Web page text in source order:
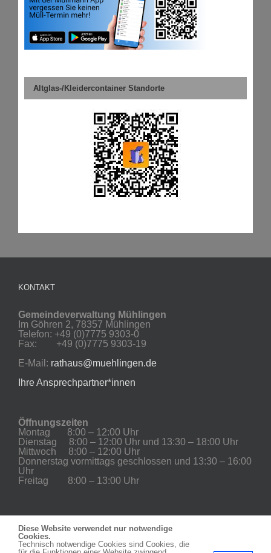
Altglas-/Kleidercontainer Standorte
KONTAKT
Gemeindeverwaltung Mühlingen
Im Göhren 2, 78357 Mühlingen
Telefon: +49 (0)7775 9303-0
Fax: +49 (0)7775 9303-19
E-Mail: rathaus@muehlingen.de
Ihre Ansprechpartner*innen
Öffnungszeiten
Montag 8:00 – 12:00 Uhr
Dienstag 8:00 – 12:00 Uhr und 13:30 – 18:00 Uhr
Mittwoch 8:00 – 12:00 Uhr
Donnerstag vormittags geschlossen und 13:30 – 16:00
Uhr
Freitag 8:00 – 13:00 Uhr
COOKIE-ERKLÄRUNG
Diese Website verwendet nur notwendige
Cookies.
Technisch notwendige Cookies sind Cookies, die